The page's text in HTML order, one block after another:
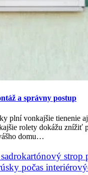
a správny postup
plní vonkajšie tienenie
rolety dokážu znížiť
domu…